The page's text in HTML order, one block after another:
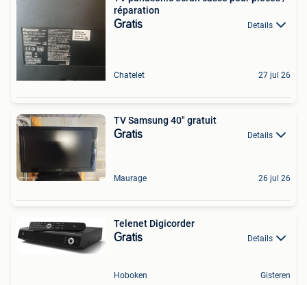
réparation
Gratis Details
Chatelet 27 jul 26
TV Samsung 40" gratuit
Gratis Details
Maurage 26 jul 26
Telenet Digicorder
Gratis Details
Hoboken Gisteren